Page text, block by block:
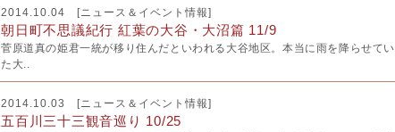
2014.10.04 [ニュース＆イベント情報]
朝日町不思議紀行 紅葉の大谷・大沼篇 11/9
菅原道真の姫君一統が移り住んだといわれる大谷地区。本当に雨を降らせてい
た大..
2014.10.03 [ニュース＆イベント情報]
五百川三十三観音巡り 10/25